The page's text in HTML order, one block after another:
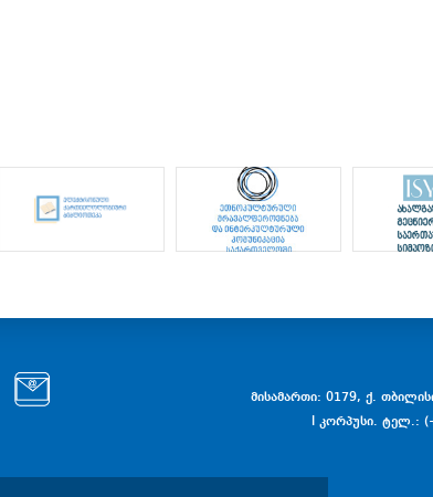
მისამართი: 0179, ქ.
I კორპუსი. ტელ.: